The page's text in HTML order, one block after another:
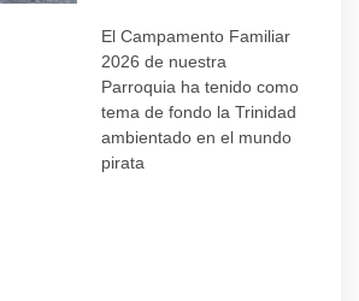
El Campamento Familiar
2026 de nuestra
Parroquia ha tenido como
tema de fondo la Trinidad
ambientado en el mundo
pirata